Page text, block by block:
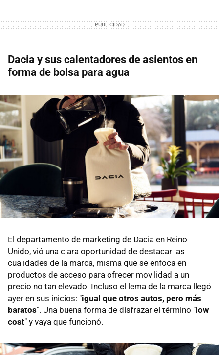
Dacia y sus calentadores de asientos en
forma de bolsa para agua
El departamento de marketing de Dacia en Reino
Unido, vió una clara oportunidad de destacar las
cualidades de la marca, misma que se enfoca en
productos de acceso para ofrecer movilidad a un
precio no tan elevado. Incluso el lema de la marca llegó
ayer en sus inicios: "igual que otros autos, pero más
baratos". Una buena forma de disfrazar el término "low
cost" y vaya que funcionó.